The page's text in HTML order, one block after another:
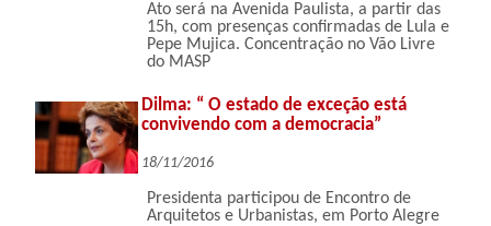
Ato será na Avenida Paulista, a partir das
15h, com presenças confirmadas de Lula e
Pepe Mujica. Concentração no Vão Livre
do MASP
Dilma: “ O estado de exceção está
convivendo com a democracia”
18/11/2016
Presidenta participou de Encontro de
Arquitetos e Urbanistas, em Porto Alegre